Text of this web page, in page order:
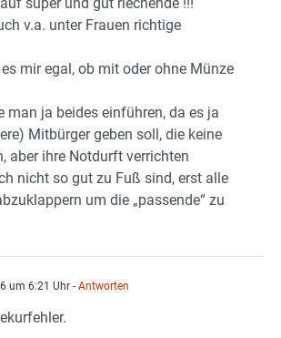
v.a. unter Frauen richtige
mir egal, ob mit oder ohne Münze
man ja beides einführen, da es ja
Mitbürger geben soll, die keine
aber ihre Notdurft verrichten
nicht so gut zu Fuß sind, erst alle
um die „passende“ zu
um 6:21 Uhr - Antworten